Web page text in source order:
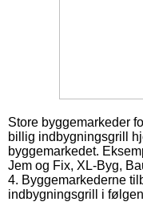
Store byggemarkeder
billig indbygningsgrill
byggemarkedet.
Jem og Fix, XL-Byg,
4. Byggemarkederne
indbygningsgrill i